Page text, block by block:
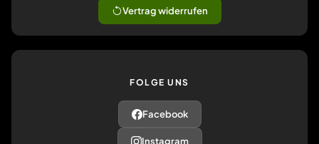
Vertrag widerrufen
FOLGE UNS
Facebook
Instagram